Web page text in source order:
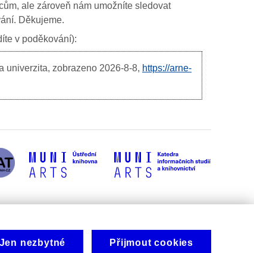
ale zároveň nám umožníte sledovat
Děkujeme.
v poděkování):
univerzita, zobrazeno 2026-8-8, https://arne-
Jen nezbytné Přijmout cookies